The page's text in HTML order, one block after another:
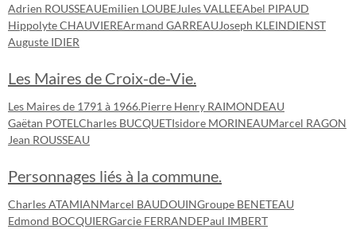
Adrien ROUSSEAUEmilien LOUBEJules VALLEEAbel PIPAUD
Hippolyte CHAUVIEREArmand GARREAUJoseph KLEINDIENST
Auguste IDIER
Les Maires de Croix-de-Vie.
Les Maires de 1791 à 1966.Pierre Henry RAIMONDEAU
Gaëtan POTEL Charles BUCQUETIsidore MORINEAUMarcel RAGON
Jean ROUSSEAU
Personnages liés à la commune.
Charles ATAMIANMarcel BAUDOUINGroupe BENETEAU
Edmond BOCQUIERGarcie FERRANDEPaul IMBERT